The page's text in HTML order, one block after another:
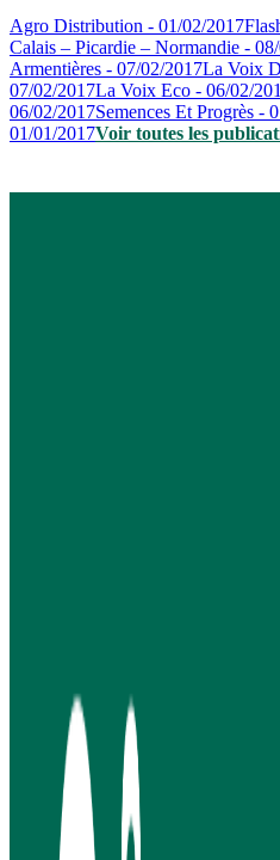
Agro Distribution - 01/02/2017
Calais – Picardie – Normandie -
Armentières - 07/02/2017La Voix
07/02/2017La Voix Eco - 06/02/
06/02/2017Semences Et Progrès -
01/01/2017Voir toutes les